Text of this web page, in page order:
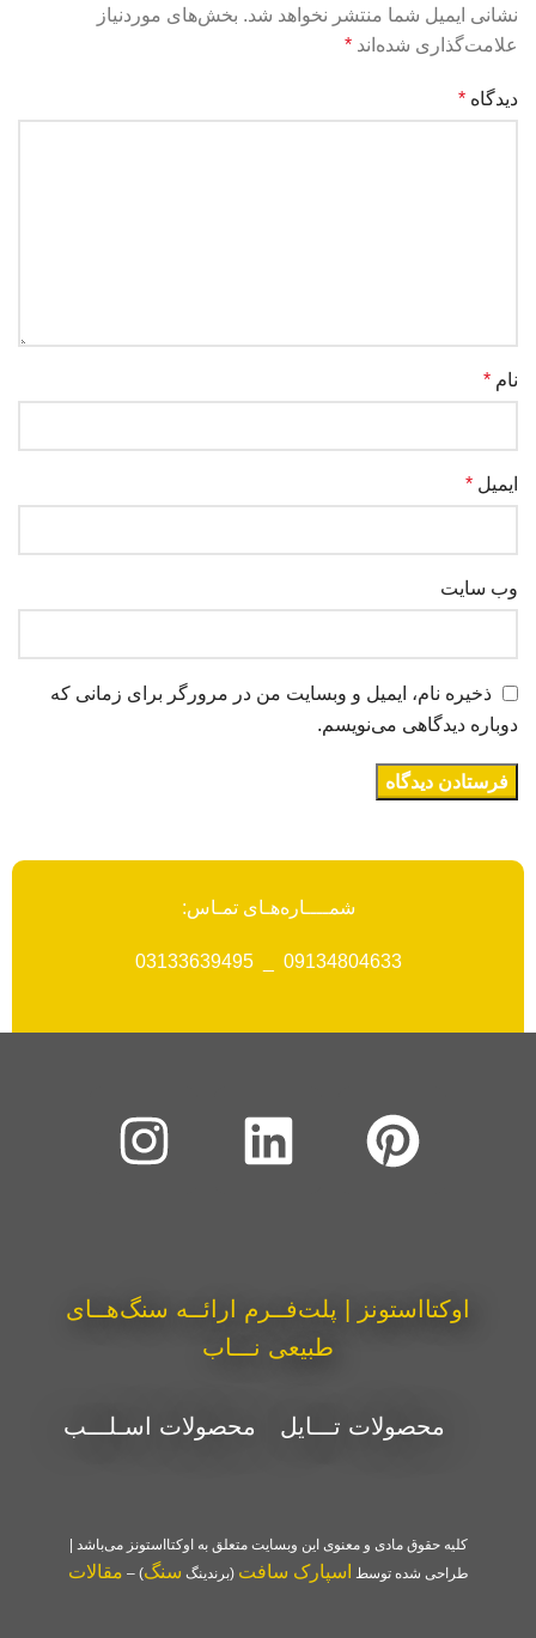
نشانی ایمیل شما منتشر نخواهد شد. بخش‌های موردنیاز
علامت‌گذاری شده‌اند *
دیدگاه *
نام *
ایمیل *
وب‌ سایت
ذخیره نام، ایمیل و وبسایت من در مرورگر برای زمانی که
دوباره دیدگاهی می‌نویسم.
شمــــاره‌هـای تمـاس:
09134804633 _ 03133639495
اوکتااستونز | پلت‌فــرم ارائــه سنگ‌هــای
طبیعی نـــاب
محصولات تـــایل محصولات اسـلـــب
کلیه حقوق مادی و معنوی این وبسایت متعلق به اوکتااستونز می‌باشد |
طراحی شده توسط اسپارک سافت (برندینگ سنگ) – مقالات